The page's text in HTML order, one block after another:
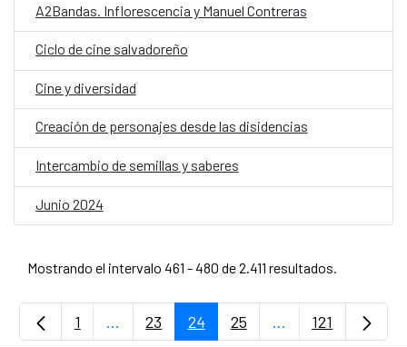
A2Bandas. Inflorescencia y Manuel Contreras
Ciclo de cine salvadoreño
Cine y diversidad
Creación de personajes desde las disidencias
Intercambio de semillas y saberes
Junio 2024
Mostrando el intervalo 461 - 480 de 2.411 resultados.
Página
1 ...Páginas intermedias Use TAB para
Página
23 Página
24 Página
25 ...PáginasPágina
121